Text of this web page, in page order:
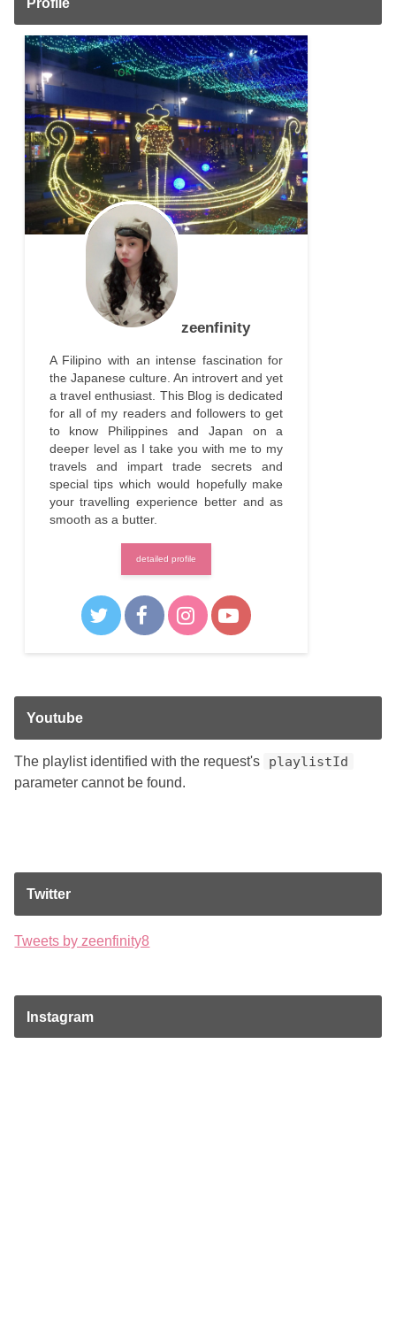
zeenfinity
A Filipino with an intense fascination for
the Japanese culture. An introvert and yet
a travel enthusiast. This Blog is dedicated
for all of my readers and followers to get
to know Philippines and Japan on a
deeper level as I take you with me to my
travels and impart trade secrets and
special tips which would hopefully make
your travelling experience better and as
smooth as a butter.
detailed profile
Youtube
The playlist identified with the request's playlistId
parameter cannot be found.
Twitter
Tweets by zeenfinity8
Instagram